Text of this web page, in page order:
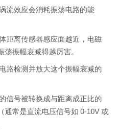
流效应会消耗振荡电路的能
距离传感器感应面越近，电磁
振幅衰减得越厉害。
路检测并放大这个振幅衰减的
信号被转换成与距离成正比的
通常是直流电压信号如 0-10V 或